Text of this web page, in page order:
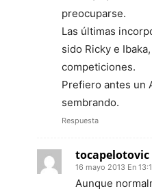
preocuparse.
Las últimas
sido Ricky e
competiciones.
Prefiero antes un
sembrando.
Respuesta
tocapelotovic
16 mayo 2013 En
Aunque